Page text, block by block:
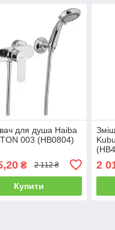
для душа Haiba
003 (HB0804)
₴ 2 112 ₴
Купити
2